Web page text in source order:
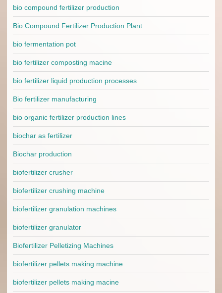
bio compound fertilizer production
Bio Compound Fertilizer Production Plant
bio fermentation pot
bio fertilizer composting macine
bio fertilizer liquid production processes
Bio fertilizer manufacturing
bio organic fertilizer production lines
biochar as fertilizer
Biochar production
biofertilizer crusher
biofertilizer crushing machine
biofertilizer granulation machines
biofertilizer granulator
Biofertilizer Pelletizing Machines
biofertilizer pellets making machine
biofertilizer pellets making macine